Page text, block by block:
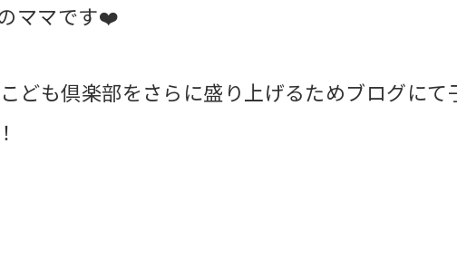
ママです❤️
こども倶楽部をさらに盛り上げるためブログに